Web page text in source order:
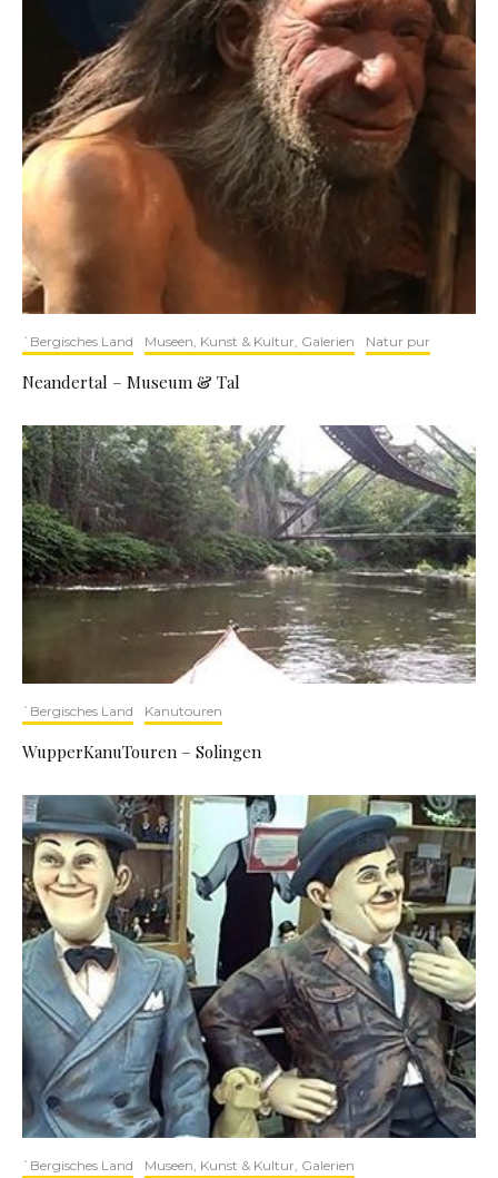
`Bergisches Land Museen, Kunst & Kultur, Galerien Natur pur
Neandertal – Museum & Tal
`Bergisches Land Kanutouren
WupperKanuTouren – Solingen
`Bergisches Land Museen, Kunst & Kultur, Galerien